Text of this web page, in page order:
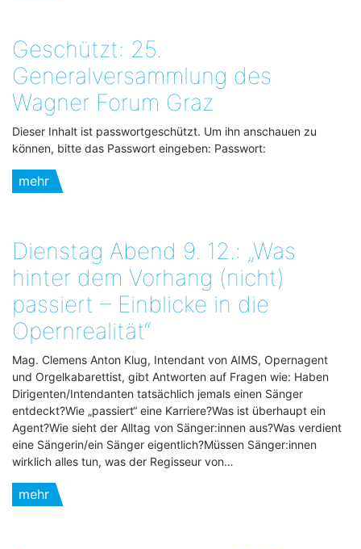
Geschützt: 25.
Generalversammlung des
Wagner Forum Graz
Dieser Inhalt ist passwortgeschützt. Um ihn anschauen zu
können, bitte das Passwort eingeben: Passwort:
mehr
Dienstag Abend 9. 12.: „Was
hinter dem Vorhang (nicht)
passiert – Einblicke in die
Opernrealität“
Mag. Clemens Anton Klug, Intendant von AIMS, Opernagent
und Orgelkabarettist, gibt Antworten auf Fragen wie: Haben
Dirigenten/Intendanten tatsächlich jemals einen Sänger
entdeckt?Wie „passiert“ eine Karriere?Was ist überhaupt ein
Agent?Wie sieht der Alltag von Sänger:innen aus?Was verdient
eine Sängerin/ein Sänger eigentlich?Müssen Sänger:innen
wirklich alles tun, was der Regisseur von…
mehr